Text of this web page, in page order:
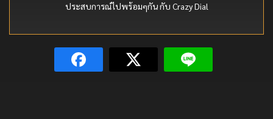
ประสบการณ์ไปพร้อมๆกัน กับ Crazy Dial